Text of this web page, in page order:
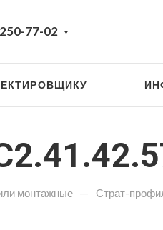
77-02
монтажные — Страт-